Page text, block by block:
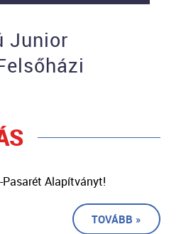
Junior
Pasarét Alapítványt!
TOVÁBB »